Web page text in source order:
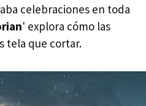
celebraciones en toda
' explora cómo las
tela que cortar.